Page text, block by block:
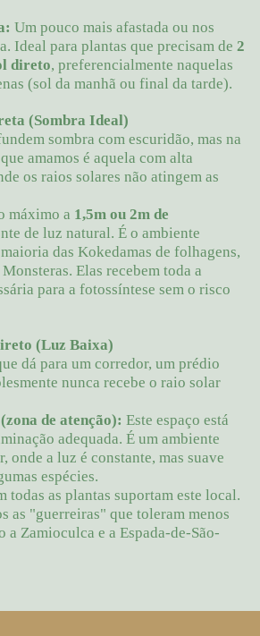
Um pouco mais afastada ou nos
Ideal para plantas que precisam de 2
direto, preferencialmente naquelas
(sol da manhã ou final da tarde).
(Sombra Ideal)
sombra com escuridão, mas na
que amamos é aquela com alta
os raios solares não atingem as
máximo a 1,5m ou 2m de
de luz natural. É o ambiente
das Kokedamas de folhagens,
Elas recebem toda a
para a fotossíntese sem o risco
(Luz Baixa)
dá para um corredor, um prédio
nunca recebe o raio solar
de atenção): Este espaço está
adequada. É um ambiente
onde a luz é constante, mas suave
espécies.
todas as plantas suportam este local.
as "guerreiras" que toleram menos
a Zamioculca e a Espada-de-São-